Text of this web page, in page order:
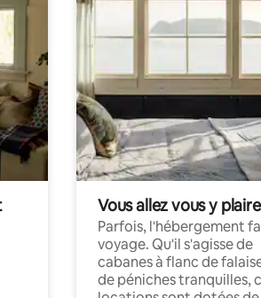
Vous allez vous y plaire
Parfois, l'hébergement
voyage. Qu'il s'agisse de
cabanes à flanc de
de péniches tranquilles,